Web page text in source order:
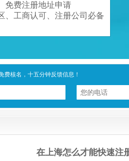
免费注册地址申请
、工商认可、注册公司必备
费核名，十五分钟反馈信息！
在上海怎么才能快速注